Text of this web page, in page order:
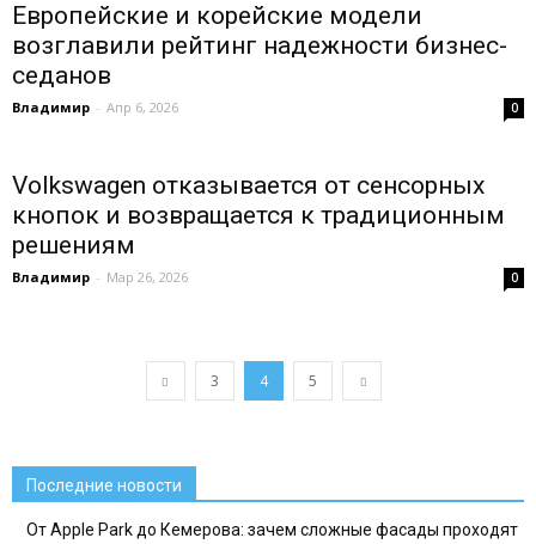
Европейские и корейские модели
возглавили рейтинг надежности бизнес-
седанов
Владимир - Апр 6, 2026 0
Volkswagen отказывается от сенсорных
кнопок и возвращается к традиционным
решениям
Владимир - Мар 26, 2026 0
3 4 5
Последние новости
От Apple Park до Кемерова: зачем сложные фасады проходят